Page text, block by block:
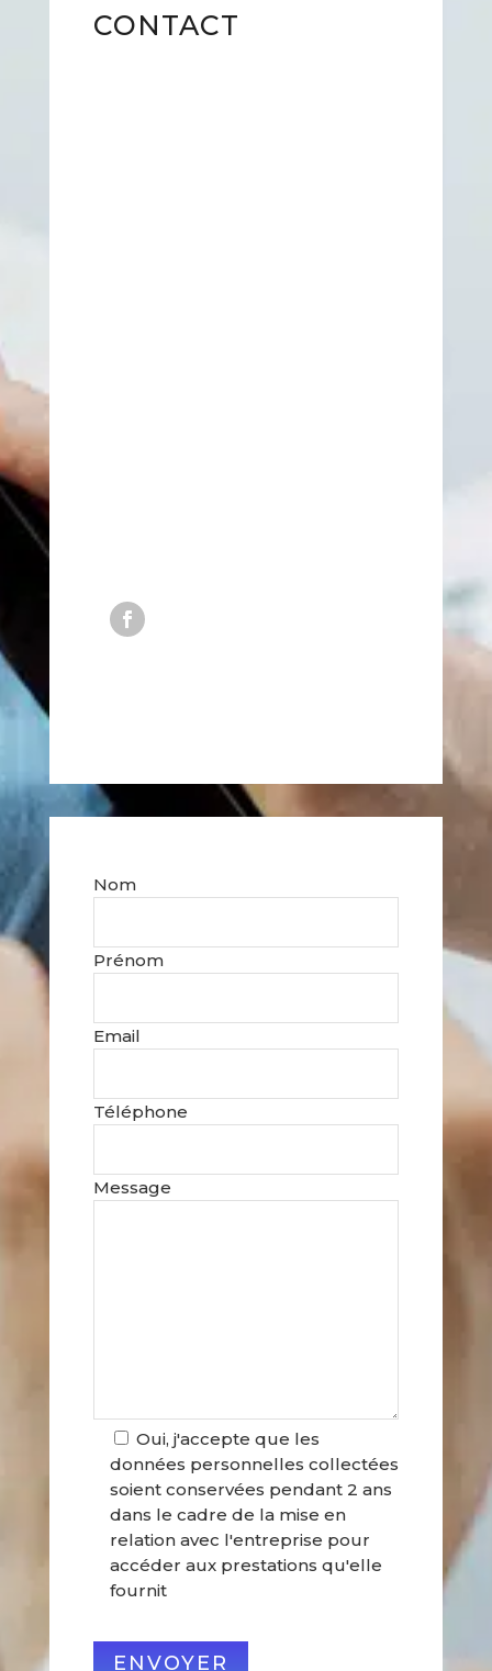
CONTACT
Nom
Prénom
Email
Téléphone
Message
Oui, j'accepte que les
données personnelles collectées
soient conservées pendant 2 ans
dans le cadre de la mise en
relation avec l'entreprise pour
accéder aux prestations qu'elle
fournit
ENVOYER